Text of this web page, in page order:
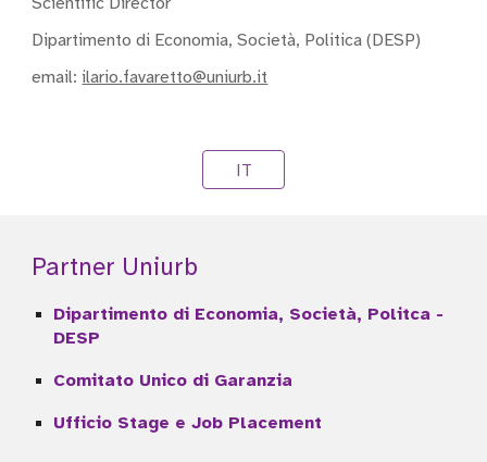
Dipartimento di Economia, Società, Politica (DESP)
email: ilario.favaretto@uniurb.it
IT
Partner Uniurb
Dipartimento di Economia, Società, Politca -
DESP
Comitato Unico di Garanzia
Ufficio Stage e Job Placement